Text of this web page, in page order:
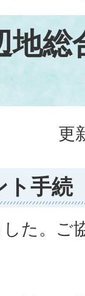
地総
更
手続
た。ご